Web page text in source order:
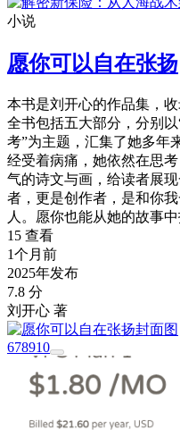
小说
愿你可以自在张扬
本书是刘开心的作品集，
全书包括五大部分，分别以
考”为主题，汇集了她多年
经受着病痛，她依然在思
气的诗文与画，给读者展
者，更是创作者，是和你
人。愿你也能从她的故事
15 查看
1个月前
2025年发布
7.8 分
刘开心 著
678910